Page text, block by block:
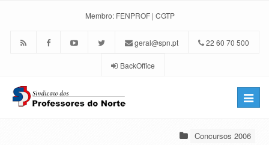
Membro: FENPROF | CGTP
geral@spn.pt 22 60 70 500
BackOffice
Toggle
Concursos 2006